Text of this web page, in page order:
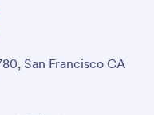
San Francisco CA